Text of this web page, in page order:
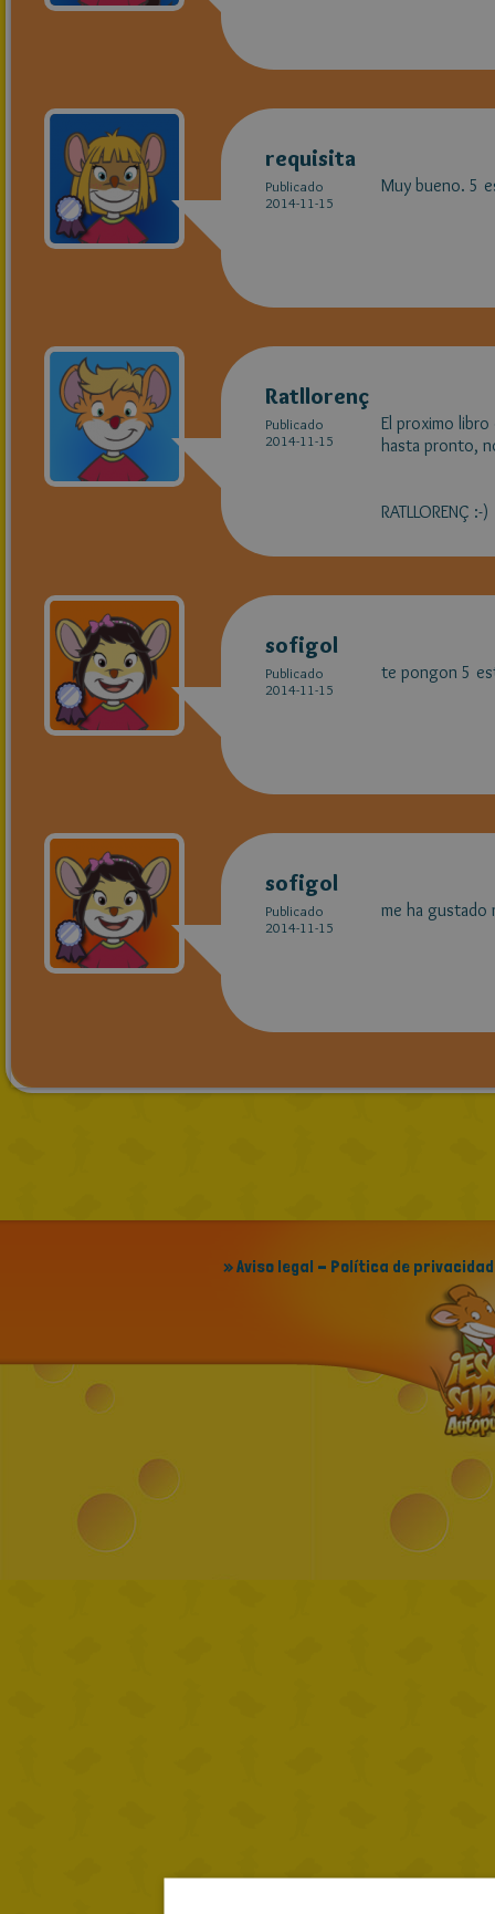
requisita
Publicado
2014-11-15
Muy bueno. 5
Ratllorenç
Publicado
2014-11-15
El proximo libro
hasta pronto,
RATLLORENÇ :-)
sofigol
Publicado
2014-11-15
te pongon 5
sofigol
Publicado
2014-11-15
me ha gustado
» Aviso legal - Política de privacidad